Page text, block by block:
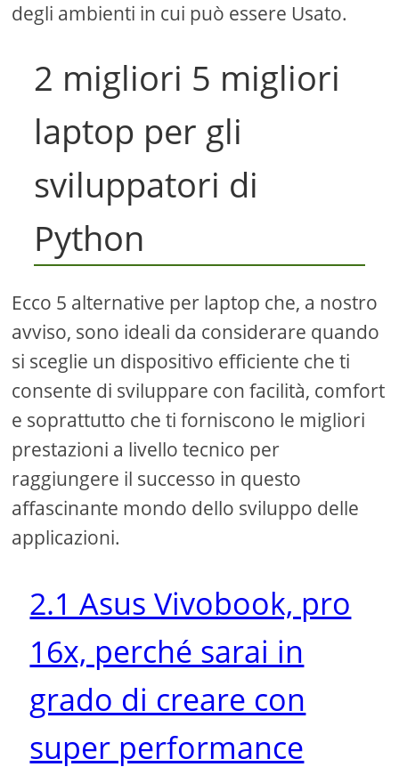
degli ambienti in cui può essere Usato.
2 migliori 5 migliori
laptop per gli
sviluppatori di
Python
Ecco 5 alternative per laptop che, a nostro
avviso, sono ideali da considerare quando
si sceglie un dispositivo efficiente che ti
consente di sviluppare con facilità, comfort
e soprattutto che ti forniscono le migliori
prestazioni a livello tecnico per
raggiungere il successo in questo
affascinante mondo dello sviluppo delle
applicazioni.
2.1 Asus Vivobook, pro
16x, perché sarai in
grado di creare con
super performance